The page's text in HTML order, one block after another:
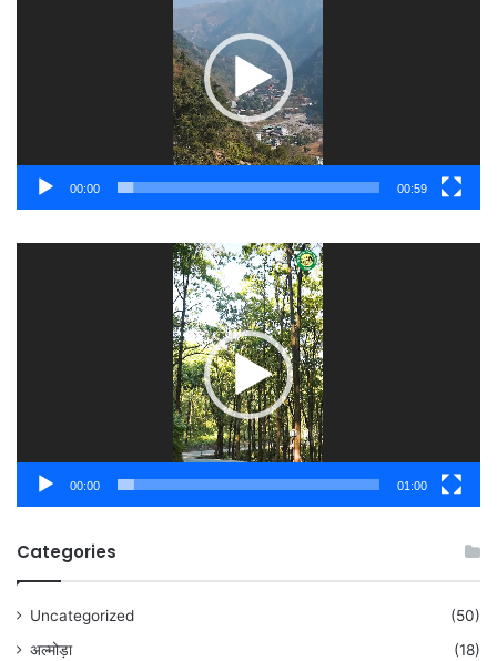
00:00 00:59
00:00 01:00
Categories
Uncategorized
(50)
अल्मोड़ा
(18)